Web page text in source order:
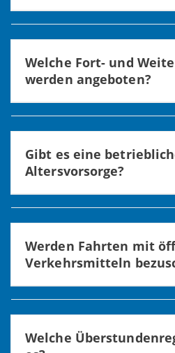
Welche Fort- und
werden angeboten?
Gibt es eine
Altersvorsorge?
Werden Fahrten mit
Verkehrsmitteln
2 (Umgebung) 150 €.
Welche